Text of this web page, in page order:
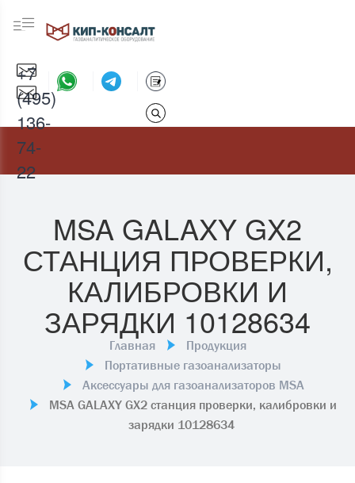
+7
(495)
136-
74-
22
MSA GALAXY GX2
СТАНЦИЯ ПРОВЕРКИ,
КАЛИБРОВКИ И
ЗАРЯДКИ 10128634
Главная
Продукция
Портативные газоанализаторы
Аксессуары для газоанализаторов MSA
MSA GALAXY GX2 станция проверки, калибровки и
зарядки 10128634